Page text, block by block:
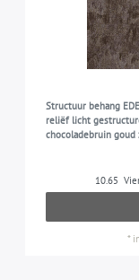
Structuur behang
reliëf licht
chocoladebruin goud
10.65
*